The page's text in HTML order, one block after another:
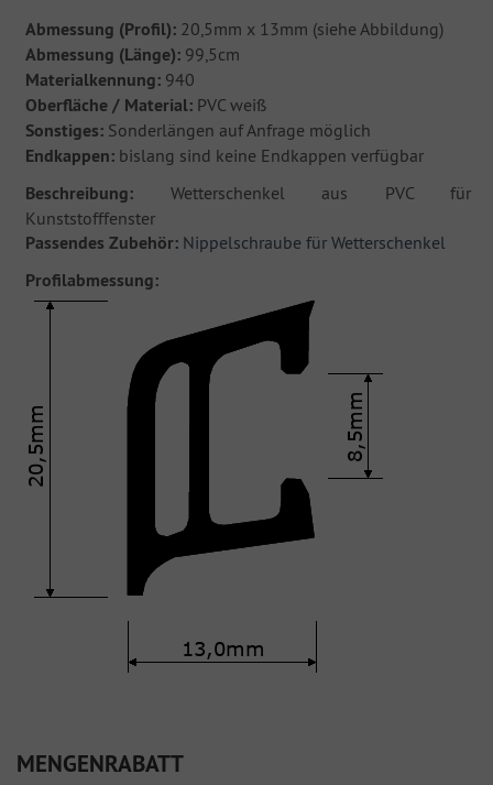
Abmessung (Profil): 20,5mm x 13mm (siehe Abbildung)
Abmessung (Länge): 99,5cm
Materialkennung: 940
Oberfläche / Material: PVC weiß
Sonstiges: Sonderlängen auf Anfrage möglich
Endkappen: bislang sind keine Endkappen verfügbar
Beschreibung: Wetterschenkel aus PVC für
Kunststofffenster
Passendes Zubehör: Nippelschraube für Wetterschenkel
Profilabmessung:
MENGENRABATT